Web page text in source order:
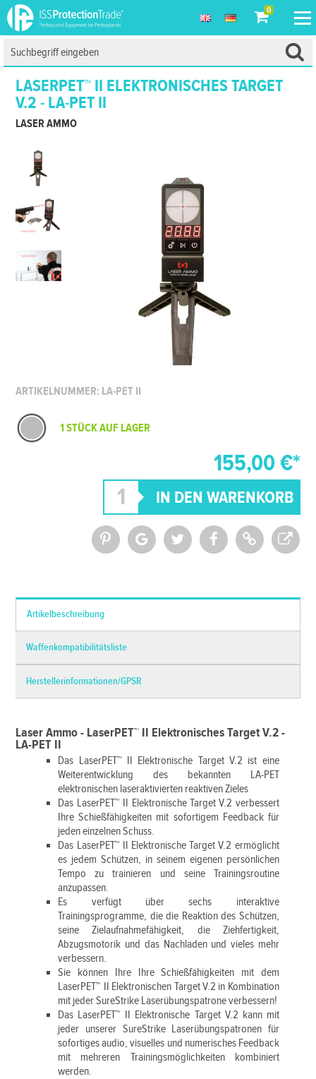
0
LASERPET™ II ELEKTRONISCHES TARGET
V.2 - LA-PET II
LASER AMMO
ARTIKELNUMMER: LA-PET II
1 STÜCK AUF LAGER
155,00 €*
Artikelbeschreibung
Waffenkompatibilitätsliste
Herstellerinformationen/GPSR
Laser Ammo - LaserPET™ II Elektronisches Target V.2 -
LA-PET II
Das LaserPET™ II Elektronische Target V.2 ist eine
Weiterentwicklung des bekannten LA-PET
elektronischen laseraktivierten reaktiven Zieles
Das LaserPET™ II Elektronische Target V.2 verbessert
Ihre Schießfähigkeiten mit sofortigem Feedback für
jeden einzelnen Schuss.
Das LaserPET™ II Elektronische Target V.2 ermöglicht
es jedem Schützen, in seinem eigenen persönlichen
Tempo zu trainieren und seine Trainingsroutine
anzupassen.
Es verfügt über sechs interaktive
Trainingsprogramme, die die Reaktion des Schützen,
seine Zielaufnahmefähigkeit, die Ziehfertigkeit,
Abzugsmotorik und das Nachladen und vieles mehr
verbessern.
Sie können Ihre Ihre Schießfähigkeiten mit dem
LaserPET™ II Elektronischen Target V.2 in Kombination
mit jeder SureStrike Laserübungspatrone verbessern!
Das LaserPET™ II Elektronische Target V.2 kann mit
jeder unserer SureStrike Laserübungspatronen für
sofortiges audio, visuelles und numerisches Feedback
mit mehreren Trainingsmöglichkeiten kombiniert
werden.